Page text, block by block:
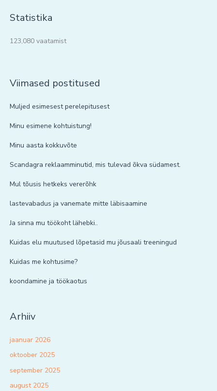
Statistika
123,080 vaatamist
Viimased postitused
Muljed esimesest perelepitusest
Minu esimene kohtuistung!
Minu aasta kokkuvõte
Scandagra reklaamminutid, mis tulevad õkva südamest.
Mul tõusis hetkeks vererõhk
lastevabadus ja vanemate mitte läbisaamine
Ja sinna mu töökoht lähebki..
Kuidas elu muutused lõpetasid mu jõusaali treeningud
Kuidas me kohtusime?
koondamine ja töökaotus
Arhiiv
jaanuar 2026
oktoober 2025
september 2025
august 2025